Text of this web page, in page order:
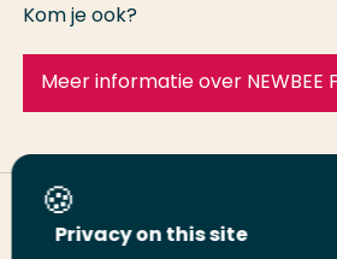
Kom je ook?
Meer informatie over NEWBEE
Deel deze pagina
Privacy on this site